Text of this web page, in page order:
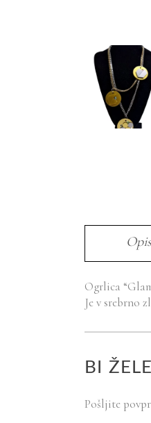
Opis
Ogrlica
Je v srebrno
BI
Pošljite